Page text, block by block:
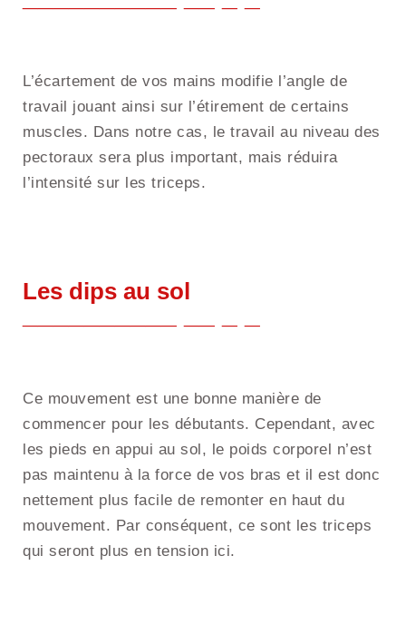
L’écartement de vos mains modifie l’angle de
travail jouant ainsi sur l’étirement de certains
muscles. Dans notre cas, le travail au niveau des
pectoraux sera plus important, mais réduira
l’intensité sur les triceps.
Les dips au sol
Ce mouvement est une bonne manière de
commencer pour les débutants. Cependant, avec
les pieds en appui au sol, le poids corporel n’est
pas maintenu à la force de vos bras et il est donc
nettement plus facile de remonter en haut du
mouvement. Par conséquent, ce sont les triceps
qui seront plus en tension ici.